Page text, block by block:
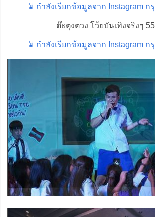
⌛ กำลังเรียกข้อมูลจาก Instagram
ต๊ะตุงตวง โว้ยบันเทิงจริงๆ
⌛ กำลังเรียกข้อมูลจาก Instagram